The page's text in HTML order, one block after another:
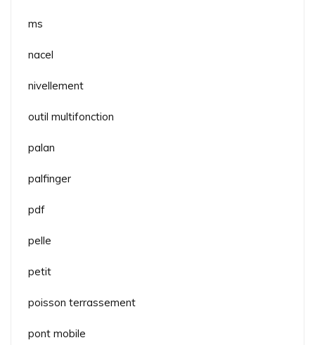
ms
nacel
nivellement
outil multifonction
palan
palfinger
pdf
pelle
petit
poisson terrassement
pont mobile